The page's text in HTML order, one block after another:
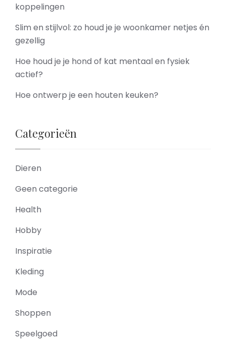
koppelingen
Slim en stijlvol: zo houd je je woonkamer netjes én
gezellig
Hoe houd je je hond of kat mentaal en fysiek
actief?
Hoe ontwerp je een houten keuken?
Categorieën
Dieren
Geen categorie
Health
Hobby
Inspiratie
Kleding
Mode
Shoppen
Speelgoed